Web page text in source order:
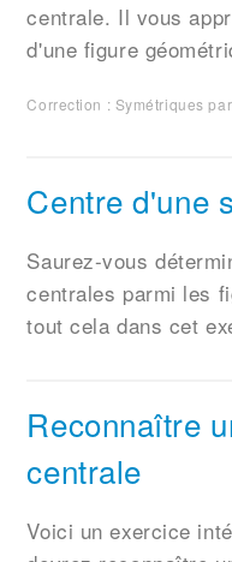
centrale. Il vous
d'une figure
Correction : Symétriques
Centre d'une
Saurez-vous
centrales parmi les
tout cela dans cet
Reconnaître
centrale
Voici un exercice